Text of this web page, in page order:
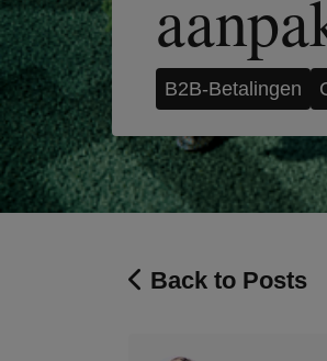
B2B-Betalingen
Back to Posts